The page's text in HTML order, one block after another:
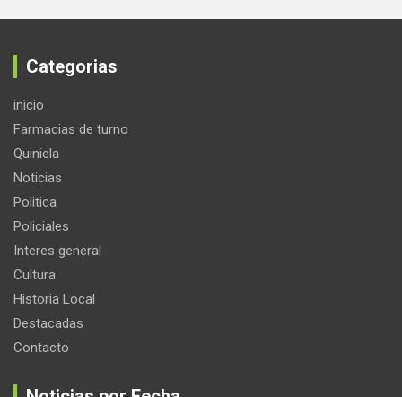
Categorias
inicio
Farmacias de turno
Quiniela
Noticias
Politica
Policiales
Interes general
Cultura
Historia Local
Destacadas
Contacto